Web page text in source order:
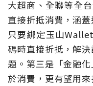
大超商、全聯等全
直接折抵消費，涵
只要綁定玉山
碼時直接折抵，解
題。第三是「金融
於消費，更有望用